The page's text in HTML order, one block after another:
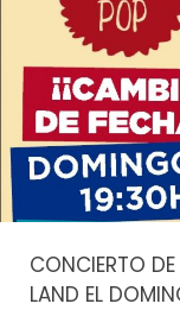
CONCIERTO
LAND EL